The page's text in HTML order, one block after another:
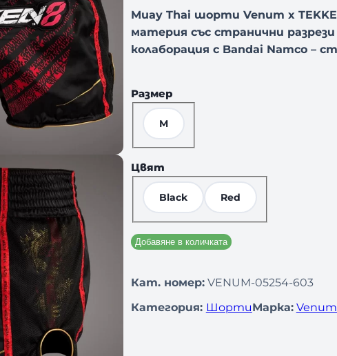
Muay Thai шорти Venum x
материя със странични
колаборация с Bandai Namco –
Размер
M
Цвят
Black Red
Добавяне в количката
Кат. номер: VENUM-05254-603
Категория: ШортиМарка: